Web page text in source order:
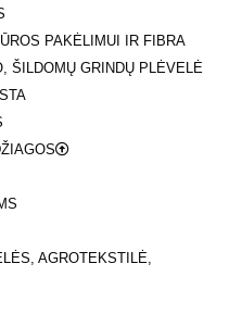
PAKĖLIMUI IR FIBRA
ŠILDOMŲ GRINDŲ PLĖVELĖ
AGROTEKSTILĖ,